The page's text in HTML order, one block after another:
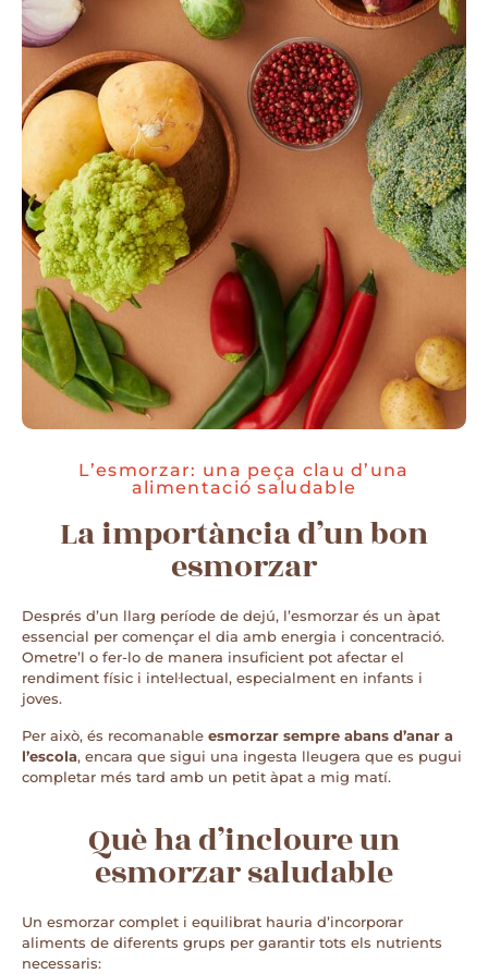
L’esmorzar: una peça clau d’una
alimentació saludable
La importància d’un bon
esmorzar
Després d’un llarg període de dejú, l’esmorzar és un àpat
essencial per començar el dia amb energia i concentració.
Ometre’l o fer-lo de manera insuficient pot afectar el
rendiment físic i intel·lectual, especialment en infants i
joves.
Per això, és recomanable esmorzar sempre abans d’anar a
l’escola, encara que sigui una ingesta lleugera que es pugui
completar més tard amb un petit àpat a mig matí.
Què ha d’incloure un
esmorzar saludable
Un esmorzar complet i equilibrat hauria d’incorporar
aliments de diferents grups per garantir tots els nutrients
necessaris: